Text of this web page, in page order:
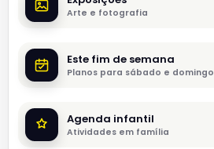
Arte e fotografia
Este fim de semana
Planos para sábado e domingo
Agenda infantil
Atividades em família